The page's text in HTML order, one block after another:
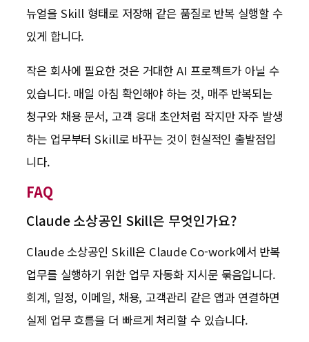
뉴얼을 Skill 형태로 저장해 같은 품질로 반복 실행할 수
있게 합니다.
작은 회사에 필요한 것은 거대한 AI 프로젝트가 아닐 수
있습니다. 매일 아침 확인해야 하는 것, 매주 반복되는
청구와 채용 문서, 고객 응대 초안처럼 작지만 자주 발생
하는 업무부터 Skill로 바꾸는 것이 현실적인 출발점입
니다.
FAQ
Claude 소상공인 Skill은 무엇인가요?
Claude 소상공인 Skill은 Claude Co-work에서 반복
업무를 실행하기 위한 업무 자동화 지시문 묶음입니다.
회계, 일정, 이메일, 채용, 고객관리 같은 앱과 연결하면
실제 업무 흐름을 더 빠르게 처리할 수 있습니다.